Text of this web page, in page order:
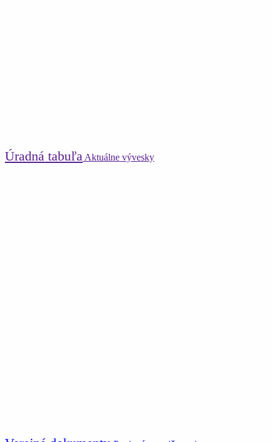
Úradná tabuľa Aktuálne vývesky